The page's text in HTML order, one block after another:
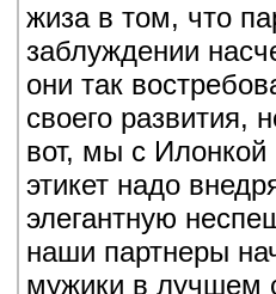
жиза в том, что
заблуждении
они так
своего развития,
вот, мы с Илонкой
этикет надо
элегантную
наши партнеры
мужики в лучшем